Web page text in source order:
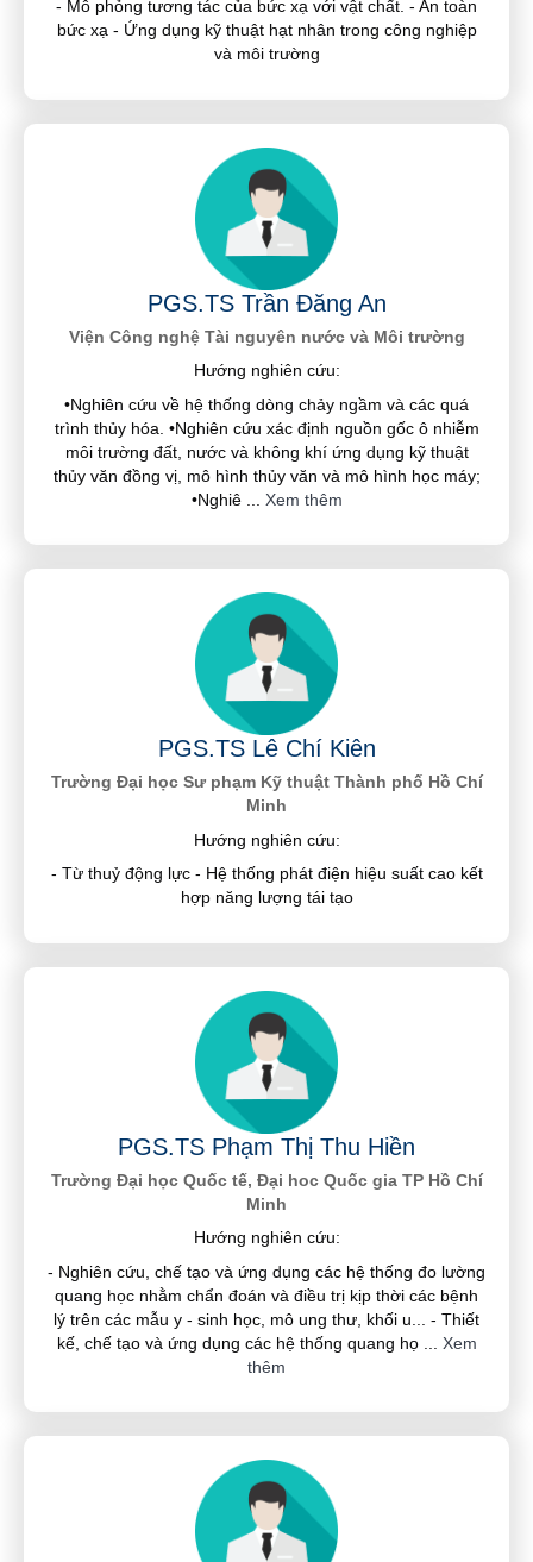
- Mô phỏng tương tác của bức xạ với vật chất. - An toàn
bức xạ - Ứng dụng kỹ thuật hạt nhân trong công nghiệp
và môi trường
PGS.TS Trần Đăng An
Viện Công nghệ Tài nguyên nước và Môi trường
Hướng nghiên cứu:
•Nghiên cứu về hệ thống dòng chảy ngầm và các quá
trình thủy hóa. •Nghiên cứu xác định nguồn gốc ô nhiễm
môi trường đất, nước và không khí ứng dụng kỹ thuật
thủy văn đồng vị, mô hình thủy văn và mô hình học máy;
•Nghiê
Xem thêm
PGS.TS Lê Chí Kiên
Trường Đại học Sư phạm Kỹ thuật Thành phố Hồ Chí
Minh
Hướng nghiên cứu:
- Từ thuỷ động lực - Hệ thống phát điện hiệu suất cao kết
hợp năng lượng tái tạo
PGS.TS Phạm Thị Thu Hiền
Trường Đại học Quốc tế, Đại hoc Quốc gia TP Hồ Chí
Minh
Hướng nghiên cứu:
- Nghiên cứu, chế tạo và ứng dụng các hệ thống đo lường
quang học nhằm chẩn đoán và điều trị kịp thời các bệnh
lý trên các mẫu y - sinh học, mô ung thư, khối u... - Thiết
kế, chế tạo và ứng dụng các hệ thống quang họ
Xem
thêm